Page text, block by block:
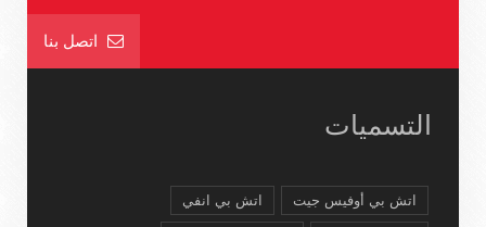
اتصل بنا
التسميات
اتش بي أوفيس جيت اتش بي انفي